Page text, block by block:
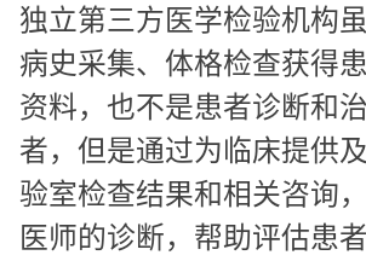
独立第三方医学检验机构
病史采集、体格检查获得
资料，也不是患者诊断和
者，但是通过为临床提供
验室检查结果和相关咨询
医师的诊断，帮助评估患